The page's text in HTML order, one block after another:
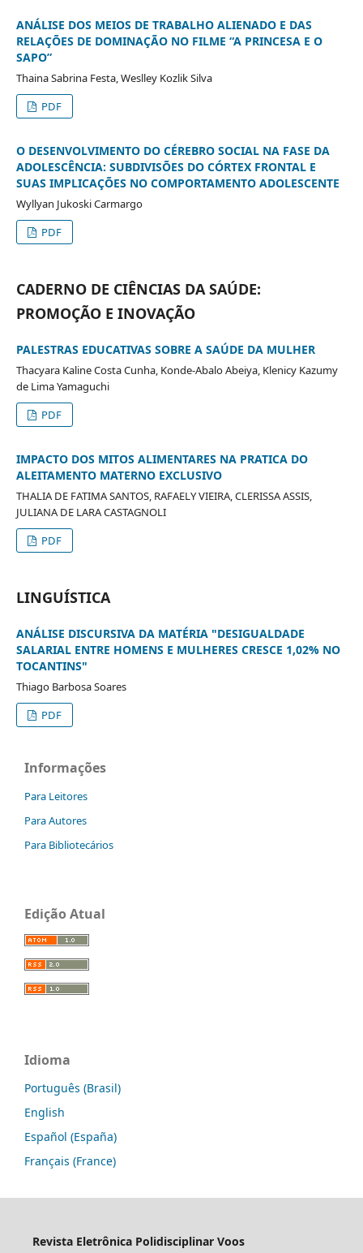
ANÁLISE DOS MEIOS DE TRABALHO ALIENADO E DAS
RELAÇÕES DE DOMINAÇÃO NO FILME “A PRINCESA E O
SAPO”
Thaina Sabrina Festa, Weslley Kozlik Silva
PDF
O DESENVOLVIMENTO DO CÉREBRO SOCIAL NA FASE DA
ADOLESCÊNCIA: SUBDIVISÕES DO CÓRTEX FRONTAL E
SUAS IMPLICAÇÕES NO COMPORTAMENTO ADOLESCENTE
Wyllyan Jukoski Carmargo
PDF
CADERNO DE CIÊNCIAS DA SAÚDE:
PROMOÇÃO E INOVAÇÃO
PALESTRAS EDUCATIVAS SOBRE A SAÚDE DA MULHER
Thacyara Kaline Costa Cunha, Konde-Abalo Abeiya, Klenicy Kazumy
de Lima Yamaguchi
PDF
IMPACTO DOS MITOS ALIMENTARES NA PRATICA DO
ALEITAMENTO MATERNO EXCLUSIVO
THALIA DE FATIMA SANTOS, RAFAELY VIEIRA, CLERISSA ASSIS,
JULIANA DE LARA CASTAGNOLI
PDF
LINGUÍSTICA
ANÁLISE DISCURSIVA DA MATÉRIA "DESIGUALDADE
SALARIAL ENTRE HOMENS E MULHERES CRESCE 1,02% NO
TOCANTINS"
Thiago Barbosa Soares
PDF
Informações
Para Leitores
Para Autores
Para Bibliotecários
Edição Atual
Idioma
Português (Brasil)
English
Español (España)
Français (France)
Revista Eletrônica Polidisciplinar Voos